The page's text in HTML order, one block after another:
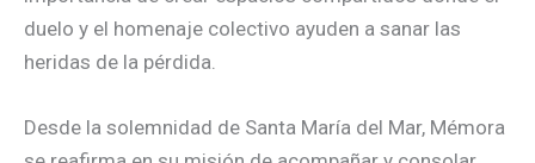
duelo y el homenaje colectivo ayuden a sanar las
heridas de la pérdida.
Desde la solemnidad de Santa María del Mar, Mémora